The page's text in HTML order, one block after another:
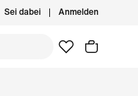
Sei dabei Anmelden